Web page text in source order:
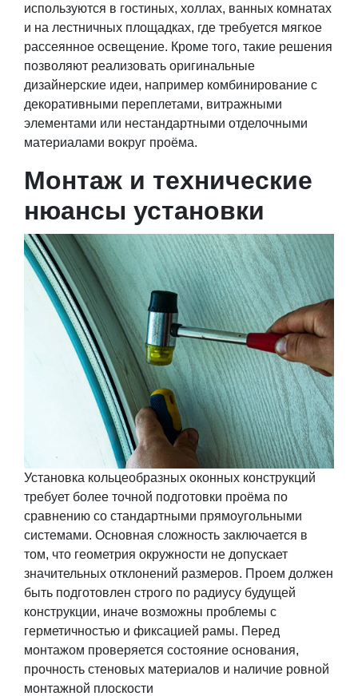
используются в гостиных, холлах, ванных комнатах
и на лестничных площадках, где требуется мягкое
рассеянное освещение. Кроме того, такие решения
позволяют реализовать оригинальные
дизайнерские идеи, например комбинирование с
декоративными переплетами, витражными
элементами или нестандартными отделочными
материалами вокруг проёма.
Монтаж и технические
нюансы установки
Установка кольцеобразных оконных конструкций
требует более точной подготовки проёма по
сравнению со стандартными прямоугольными
системами. Основная сложность заключается в
том, что геометрия окружности не допускает
значительных отклонений размеров. Проем должен
быть подготовлен строго по радиусу будущей
конструкции, иначе возможны проблемы с
герметичностью и фиксацией рамы. Перед
монтажом проверяется состояние основания,
прочность стеновых материалов и наличие ровной
монтажной плоскости